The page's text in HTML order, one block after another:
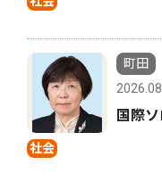
社会
町田
国際